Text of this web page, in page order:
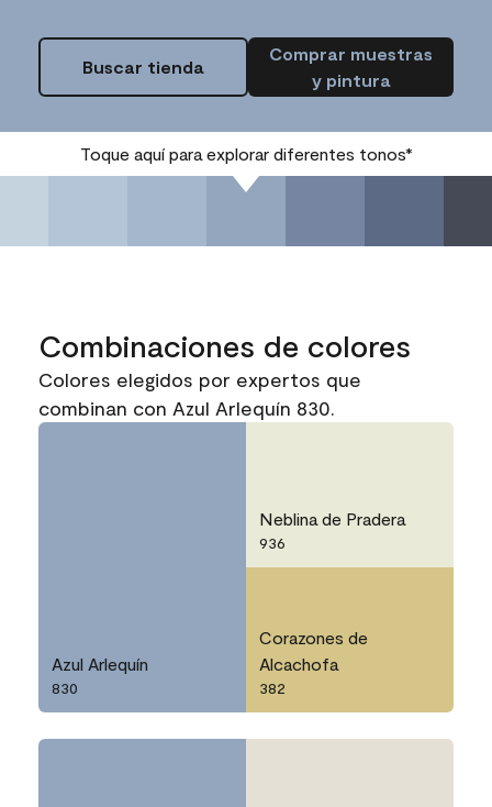
Buscar tienda
Comprar muestras
y pintura
Toque aquí para explorar diferentes tonos*
Combinaciones de colores
Colores elegidos por expertos que
combinan con Azul Arlequín 830.
Azul Arlequín
830
Neblina de Pradera
936
Corazones de
Alcachofa
382